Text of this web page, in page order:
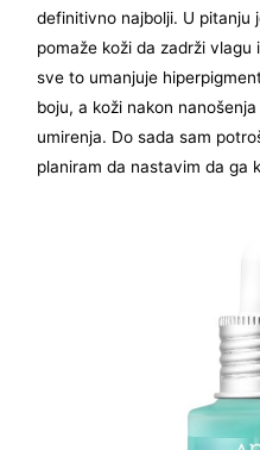
definitivno najbolji. U pitanju
pomaže koži da zadrži vlagu
sve to umanjuje
boju, a koži nakon
umirenja. Do sada sam
planiram da nastavim da ga